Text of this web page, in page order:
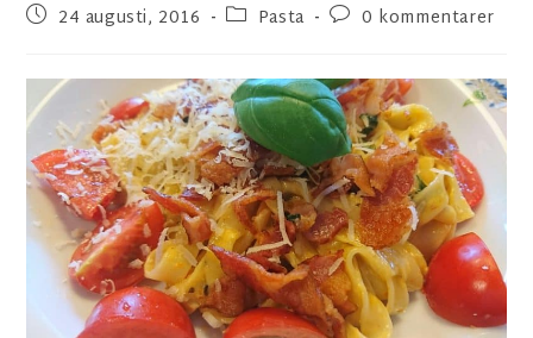
24 augusti, 2016 Pasta 0 kommentarer